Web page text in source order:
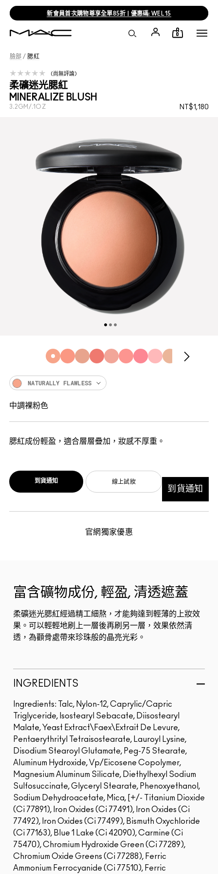
新會員首次購物尊享全單85折 | 優惠碼: WEL15
0
臉部 / 腮紅
柔礦迷光腮紅
MINERALIZE BLUSH
NT$1,180
3.2GM/.1OZ
尚無評論
腮紅成份輕盈，適合層層疊加，妝感不厚重。
NATURALLY FLAWLESS
中調裸粉色
到貨通知
線上試妝
到貨通知
官網獨家優惠
富含礦物成份, 輕盈, 清透遮蓋
柔礦迷光腮紅經過精工細熬，才能夠達到輕薄的上妝效
果。可以輕輕地刷上一層後再刷另一層，效果依然清
透，為顴骨處帶來珍珠般的晶亮光彩。
INGREDIENTS
Ingredients: Talc, Nylon-12, Caprylic/Capric
Triglyceride, Isostearyl Sebacate, Diisostearyl
Malate, Yeast Extract\Faex\Extrait De Levure,
Pentaerythrityl Tetraisostearate, Lauroyl Lysine,
Disodium Stearoyl Glutamate, Peg-75 Stearate,
Aluminum Hydroxide, Vp/Eicosene Copolymer,
Magnesium Aluminum Silicate, Diethylhexyl Sodium
Sulfosuccinate, Glyceryl Stearate, Phenoxyethanol,
Sodium Dehydroacetate, Mica, [+/- Titanium Dioxide
(Ci 77891), Iron Oxides (Ci 77491), Iron Oxides (Ci
77492), Iron Oxides (Ci 77499), Bismuth Oxychloride
(Ci 77163), Blue 1 Lake (Ci 42090), Carmine (Ci
75470), Chromium Hydroxide Green (Ci 77289),
Chromium Oxide Greens (Ci 77288), Ferric
Ammonium Ferrocyanide (Ci 77510), Ferric